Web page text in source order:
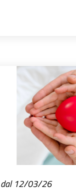
dal 12/03/26